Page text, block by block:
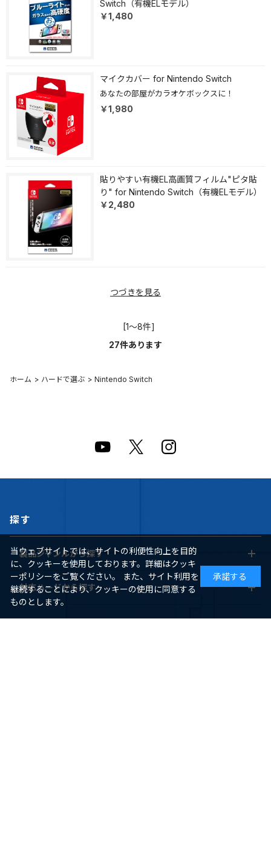
Switch（有機ELモデル）
￥1,480
マイクカバー for Nintendo Switch
あなたの部屋がカラオケボックスに！
￥1,980
貼りやすい有機EL高画質フィルム"ピタ貼
り" for Nintendo Switch（有機ELモデル）
￥2,480
つづきを見る
[1～8件]
27件あります
ホーム > ハードで選ぶ > Nintendo Switch
探す
製品ジャンルから探す
対応ハードから探す
当ウェブサイトでは、サイトの利便性向上を目的
に、クッキーを使用しております。詳細はクッキ
ーポリシーをご覧ください。 また、サイト利用を
継続することにより、クッキーの使用に同意する
ものとします。
承諾する